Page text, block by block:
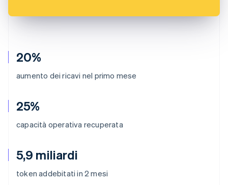
20%
aumento dei ricavi nel primo mese
25%
capacità operativa recuperata
5,9 miliardi
token addebitati in 2 mesi